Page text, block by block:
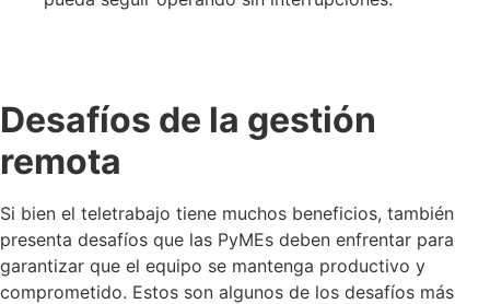
Desafíos de la gestión
remota
Si bien el teletrabajo tiene muchos beneficios, también
presenta desafíos que las PyMEs deben enfrentar para
garantizar que el equipo se mantenga productivo y
comprometido. Estos son algunos de los desafíos más